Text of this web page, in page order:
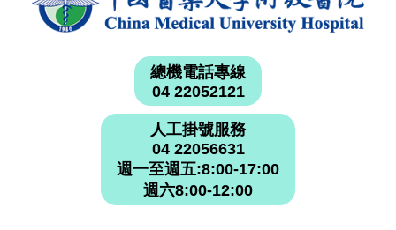
總機電話專線
04 22052121
人工掛號服務
04 22056631
週一至週五:8:00-17:00
週六8:00-12:00